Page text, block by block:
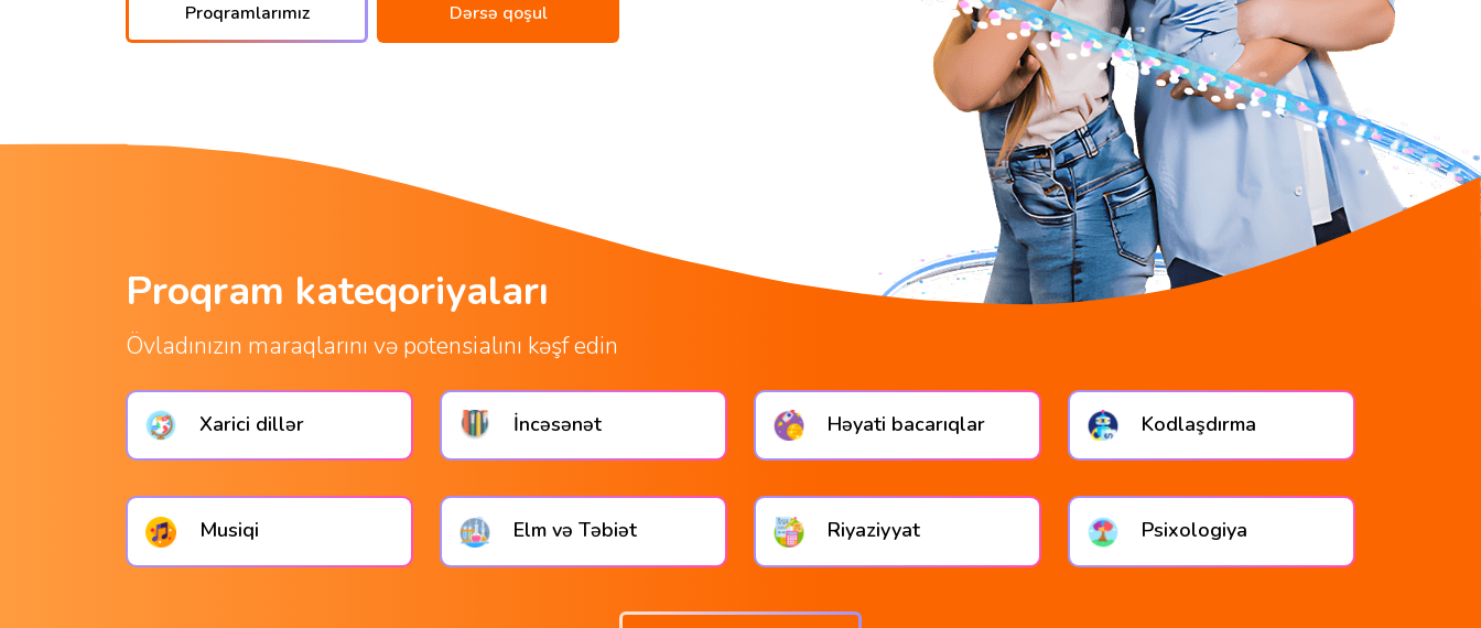
Proqramlarımız Dərsə qoşul
Proqram kateqoriyaları
Övladınızın maraqlarını və potensialını kəşf edin
Xarici dillər İncəsənət Həyati bacarıqlar Kodlaşdırma
Musiqi Elm və Təbiət Riyaziyyat Psixologiya